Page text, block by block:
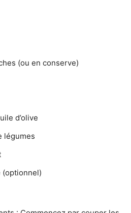
(ou en conserve)
d’olive
légumes
(optionnel)